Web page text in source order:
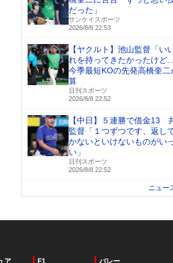
だった」
サンケイスポーツ
2026/8/8 22:53
【ヤクルト】池山監督「い
れを持ってきたかったけど…
今季最短KOの先発高橋奎二
算
日刊スポーツ
2026/8/8 22:52
【中日】５連勝で借金13
監督「１つずつです、返し
かないといけないものがい
い」
日刊スポーツ
2026/8/8 22:52
ニュー
ア F1 バレー